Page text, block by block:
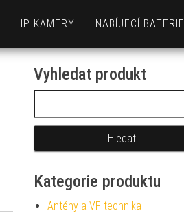
IP KAMERY NABÍJECÍ BATERIE
Vyhledat produkt
Kategorie produktu
Antény a VF technika